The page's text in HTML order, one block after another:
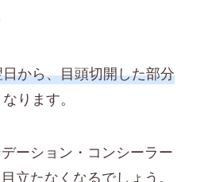
から、目頭切開した部分
ります。
ーション・コンシーラー
立たなくなるでしょう。